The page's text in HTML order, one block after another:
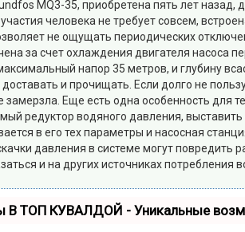
MQ3-35, приобретена пять лет
человека не требует совсем,
не ощущать периодических
за счет охлаждения двигателя насоса
напор 35 метров, и глубину
и прочищать. Если долго не
замерзла. Еще есть одна особенность для
редуктор водяного давления,
в его тех параметры и насосная
давления в системе могут
и на других источниках потребления
В ТОП КУВАЛДОЙ - Уникальные